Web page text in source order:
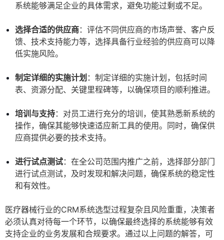
系统能够满足企业的具体需求，避免功能过剩或不足。
选择合适的供应商：评估不同供应商的市场声誉、客户反
馈、技术支持能力等，选择具备行业经验的供应商可以降
低实施风险。
制定详细的实施计划 ：制定详细的实施计划，包括时间
表、资源分配、关键里程碑等，以确保项目的顺利推进。
培训与支持：对员工进行充分的培训，使其熟悉新系统的
操作，确保其能够快速适应新工具的使用。同时，确保供
应商提供必要的技术支持。
进行试点测试：在全公司范围内推广之前，选择部分部门
进行试点测试，及时发现和解决问题，确保系统的稳定性
和有效性。
医疗器械行业的CRM系统选型过程复杂且风险重重，决策者
必须认真对待每一个环节，以确保最终选择的系统能够有效
支持企业的业务发展和合规要求。通过以上问题的解答，可